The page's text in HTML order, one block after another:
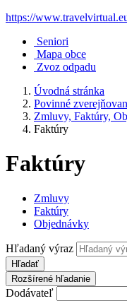
https://
Seniori
Mapa obce
Zvoz odpadu
Úvodná stránka
Povinné
Zmluvy, Faktúry,
Faktúry
Faktúry
Zmluvy
Faktúry
Objednávky
Hľadaný výraz
Hľadať
Rozšírené hľadanie
Dodávateľ